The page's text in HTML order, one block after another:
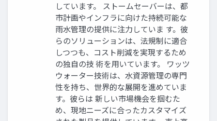
しています。 ストームセーバーは、都
市計画やインフラに向けた持続可能な
雨水管理の提供に注力していま す。彼
らのソリューションは、法規制に適合
しつつも、コスト削減を実現するため
の独自の技 術を用いています。 ワッツ
ウォーター技術は、水資源管理の専門
性を持ち、世界的な展開を進めていま
す。彼らは 新しい市場機会を掴むた
め、現地ニーズに合ったカスタマイズ